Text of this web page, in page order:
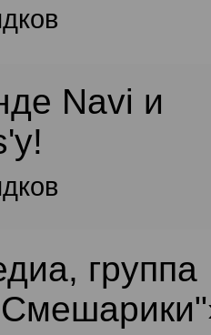
Navi и
группа